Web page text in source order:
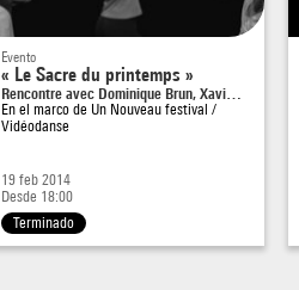
Evento
« Le Sacre du printemps »
Rencontre avec Dominique Brun, Xavi…
En el marco de Un Nouveau festival /
Vidéodanse
19 feb 2014
Desde 18:00
Terminado